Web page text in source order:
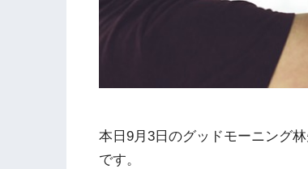
本日9月3日のグッドモーニング
です。